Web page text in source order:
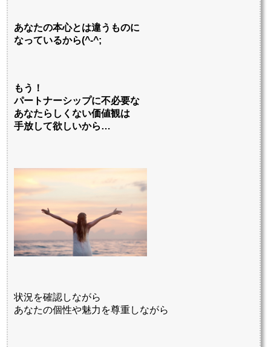
あなたの本心とは違うものに
なっているから(^-^;
もう！
パートナーシップに不必要な
あなたらしくない価値観は
手放して欲しいから…
状況を確認しながら
あなたの個性や魅力を尊重しながら